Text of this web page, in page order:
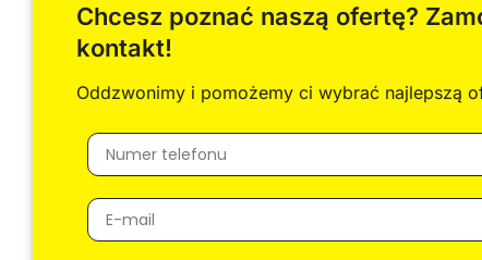
Chcesz poznać naszą ofertę?
kontakt!
Oddzwonimy i pomożemy ci wybrać najlepszą